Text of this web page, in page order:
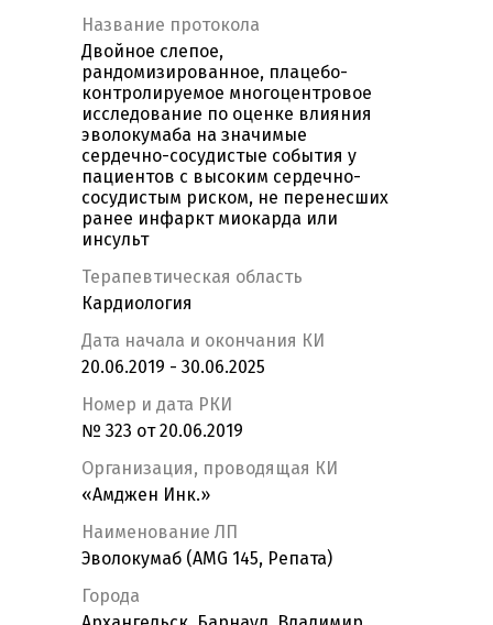
Название протокола
Двойное слепое,
рандомизированное, плацебо-
контролируемое многоцентровое
исследование по оценке влияния
эволокумаба на значимые
сердечно-сосудистые события у
пациентов с высоким сердечно-
сосудистым риском, не перенесших
ранее инфаркт миокарда или
инсульт
Терапевтическая область
Кардиология
Дата начала и окончания КИ
20.06.2019 - 30.06.2025
Номер и дата РКИ
№ 323 от 20.06.2019
Организация, проводящая КИ
«Амджен Инк.»
Наименование ЛП
Эволокумаб (AMG 145, Репата)
Города